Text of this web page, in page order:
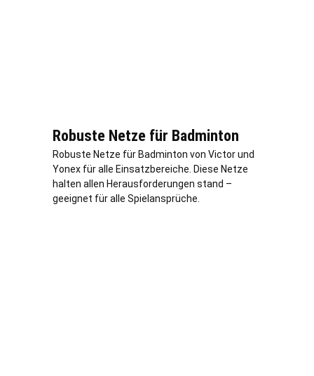
Robuste Netze für Badminton
Robuste Netze für Badminton von Victor und
Yonex für alle Einsatzbereiche. Diese Netze
halten allen Herausforderungen stand –
geeignet für alle Spielansprüche.